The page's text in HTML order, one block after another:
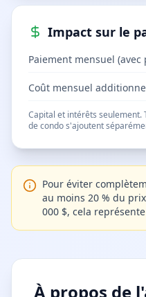
Impact sur le
Paiement mensuel (avec
Coût mensuel
Capital et intérêts seulement.
de condo s'ajoutent
Pour éviter
au moins 20 % du
000 $, cela
À propos de